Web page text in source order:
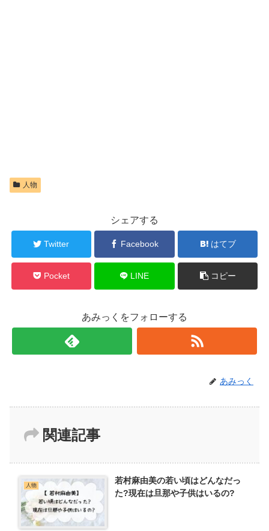
人物
シェアする
Twitter Facebook はてブ
Pocket LINE コピー
あみっくをフォローする
あみっく
関連記事
人物
若村麻由美の若い頃はどんなだっ
た?現在は旦那や子供はいるの?